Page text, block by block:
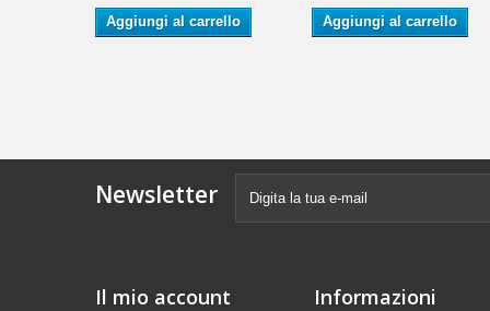
Aggiungi al carrello Aggiungi al carrello
Newsletter
Il mio account Informazioni